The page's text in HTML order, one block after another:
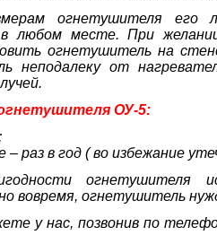
огнетушителя его
любом месте. При
огнетушитель на
неподалеку от
ОУ-5:
раз в год ( во избежание
огнетушителя
вовремя, огнетушитель
у нас, позвонив по